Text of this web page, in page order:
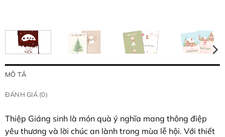
MÔ TẢ
ĐÁNH GIÁ (0)
Thiệp Giáng sinh là món quà ý nghĩa mang thông điệp
yêu thương và lời chúc an lành trong mùa lễ hội. Với thiết